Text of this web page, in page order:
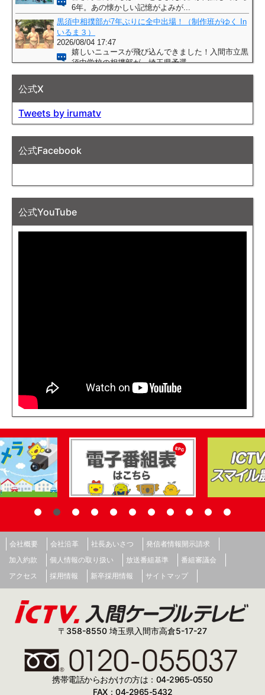
公式X
Tweets by irumatv
公式Facebook
公式YouTube
会社概要 会社沿革 社長あいさつ
発信者情報開示請求
加入約款
個人情報の取り扱い 放送番組基準
番組審議会
アクセス
採用情報 新卒採用情報 サイトマップ
〒358-8550 埼玉県入間市高倉5-17-27
携帯電話からおかけの方は：04-2965-0550
FAX：04-2965-5432